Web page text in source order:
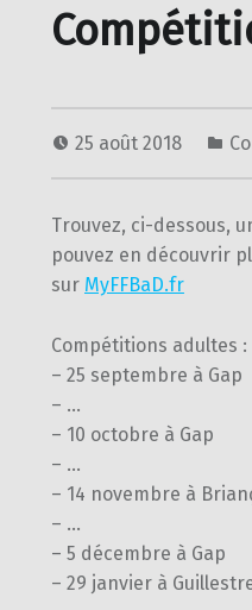
25 août 2018
Trouvez, ci-dessous,
pouvez en découvrir
sur MyFFBaD.fr
Compétitions adultes :
– 25 septembre à Gap
– …
– 10 octobre à Gap
– …
– 14 novembre à
– …
– 5 décembre à Gap
– 29 janvier à